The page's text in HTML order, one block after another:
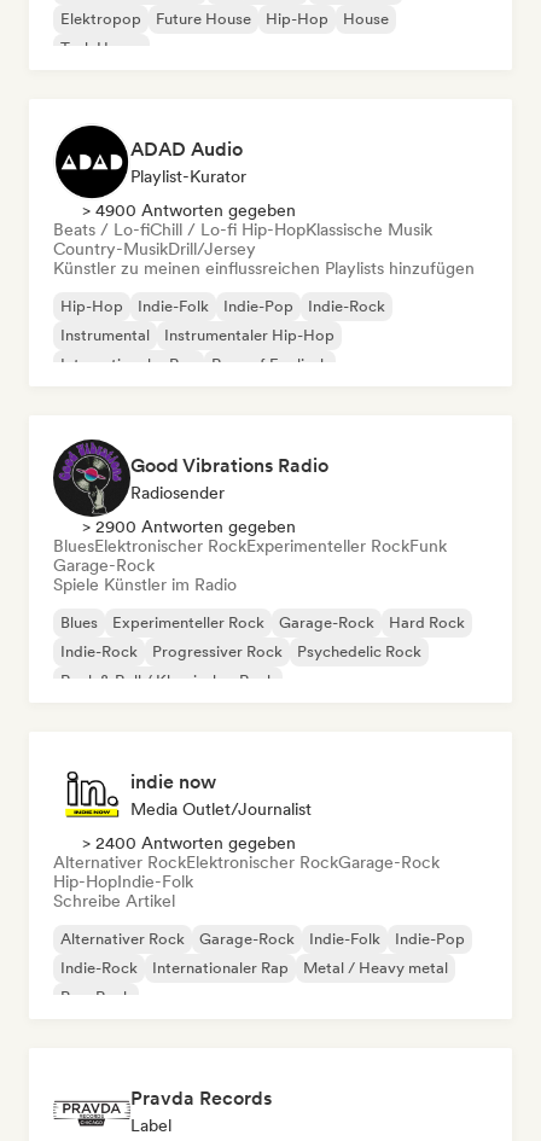
Elektropop
Future House Hip-Hop
House
Tech House
ADAD Audio
Playlist-Kurator
> 4900 Antworten gegeben
Beats / Lo-fiChill / Lo-fi Hip-HopKlassische Musik
Country-MusikDrill/Jersey
Künstler zu meinen einflussreichen Playlists hinzufügen
Hip-Hop Indie-Folk Indie-Pop
Indie-Rock
Instrumental
Instrumentaler Hip-Hop
Internationaler Rap
Rap auf Englisch
Good Vibrations Radio
Radiosender
> 2900 Antworten gegeben
BluesElektronischer RockExperimenteller RockFunk
Garage-Rock
Spiele Künstler im Radio
Blues Experimenteller Rock Garage-Rock
Hard Rock
Indie-Rock
Progressiver Rock
Psychedelic Rock
Rock & Roll / Klassischer Rock
indie now
Media Outlet/Journalist
> 2400 Antworten gegeben
Alternativer RockElektronischer RockGarage-Rock
Hip-HopIndie-Folk
Schreibe Artikel
Alternativer Rock Garage-Rock Indie-Folk
Indie-Pop
Indie-Rock
Internationaler Rap
Metal / Heavy metal
Pop-Rock
Pravda Records
Label